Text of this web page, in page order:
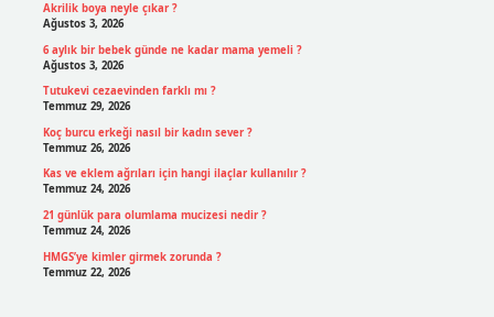
Akrilik boya neyle çıkar ?
Ağustos 3, 2026
6 aylık bir bebek günde ne kadar mama yemeli ?
Ağustos 3, 2026
Tutukevi cezaevinden farklı mı ?
Temmuz 29, 2026
Koç burcu erkeği nasıl bir kadın sever ?
Temmuz 26, 2026
Kas ve eklem ağrıları için hangi ilaçlar kullanılır ?
Temmuz 24, 2026
21 günlük para olumlama mucizesi nedir ?
Temmuz 24, 2026
HMGS’ye kimler girmek zorunda ?
Temmuz 22, 2026